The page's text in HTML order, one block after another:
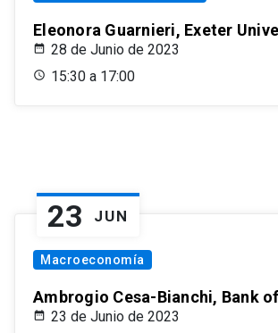
Eleonora Guarnieri, Exeter
28 de Junio de 2023
15:30 a 17:00
23 JUN
Macroeconomía
Ambrogio Cesa-Bianchi, Bank
23 de Junio de 2023